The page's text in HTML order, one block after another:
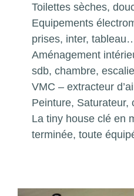
Toilettes sèches,
Equipements
prises, inter,
Aménagement
sdb, chambre,
VMC – extracteur
Peinture,
La tiny house clé en
terminée, toute